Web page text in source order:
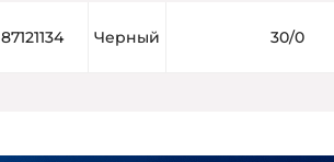
87121134 Черный 30/0